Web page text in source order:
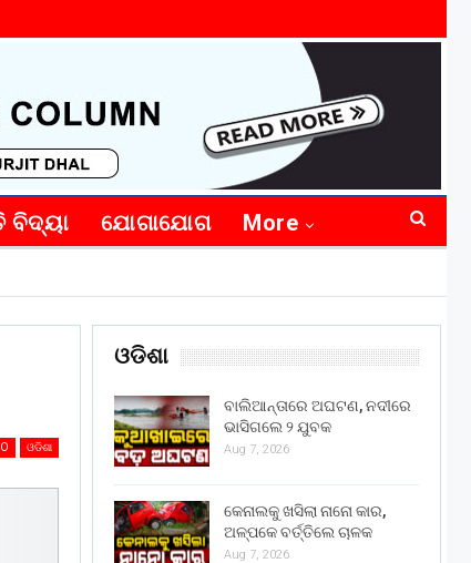
ବିଦ୍ୟା ଯୋଗାଯୋଗ More
ଓଡିଶା
ଓଡିଶା
ବାଲିଆନ୍ତାରେ ଅଘଟଣ, ନଦୀରେ
ଭାସିଗଲେ ୨ ଯୁବକ
Aug 7, 2026
କେନାଲକୁ ଖସିଲା ନାନୋ କାର,
ଅଳ୍ପକେ ବର୍ତ୍ତିଲେ ଚାଳକ
Aug 7, 2026